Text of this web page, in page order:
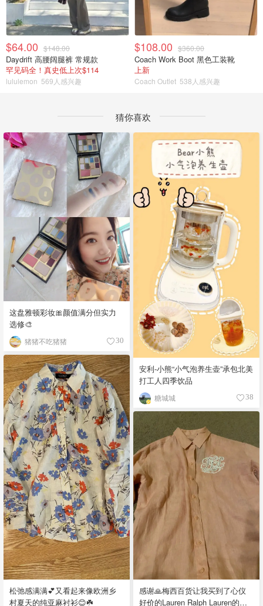
$64.00 $148.00
Daydrift 高腰阔腿裤 常规款
罕见码全！真史低上次$114
lululemon 569人感兴趣
$108.00 $360.00
Coach Work Boot 黑色工装靴
上新
Coach Outlet 538人感兴趣
猜你喜欢
这盘雅顿彩妆🎀颜值满分但实力
选修🎨
猪猪不吃猪猪 30
安利-小熊“小气泡养生壶”承包北美
打工人四季饮品
糖城城 38
松弛感满满💕又看起来像欧洲乡
村夏天的纯亚麻衬衫😊☘️
感谢🙏梅西百货让我买到了心仪
好价的Lauren Ralph Lauren的亚